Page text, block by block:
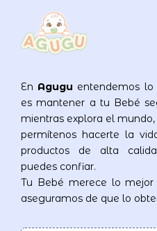
En Agugu entendemos
es mantener a tu Bebé
mientras explora el mundo,
permítenos hacerte la
productos de alta
puedes confiar.
Tu Bebé merece lo mejor
aseguramos de que lo